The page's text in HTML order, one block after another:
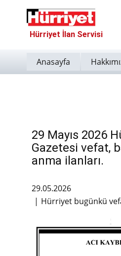
Hürriyet İlan Servisi
Anasayfa
29 Mayıs 2026
Gazetesi vefat,
anma ilanları.
29.05.2026
Hürriyet bugünkü